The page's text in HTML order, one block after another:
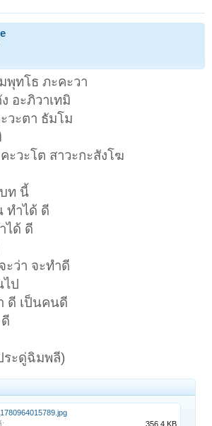
พุทโธ ภะคะวา
อะภิวาเทมิ
วะตา ธัมโม
ะวะโต สาวะกะสังโฆ
ท นี้
ทำได้ ดี
ได้ ดี
ะว่า จะทำดี
ป
ดี เป็นคนดี
ระดู่ฉิมพลี)
:
356.4 KB